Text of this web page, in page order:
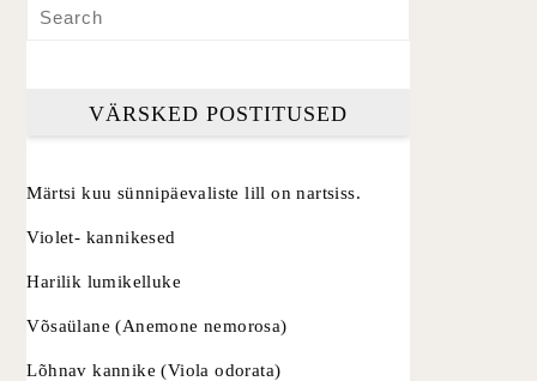
VÄRSKED POSTITUSED
Märtsi kuu sünnipäevaliste lill on nartsiss.
Violet- kannikesed
Harilik lumikelluke
Võsaülane (Anemone nemorosa)
Lõhnav kannike (Viola odorata)